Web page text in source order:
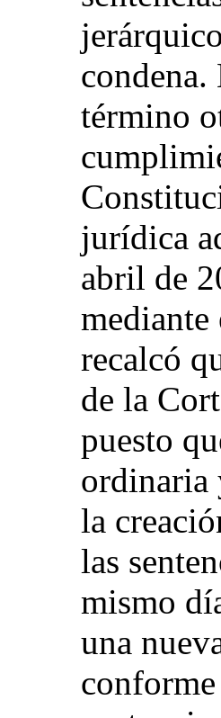
término
jurídica
abril de
mediante
recalcó
de la
puesto
ordinaria
la
las
mismo
una